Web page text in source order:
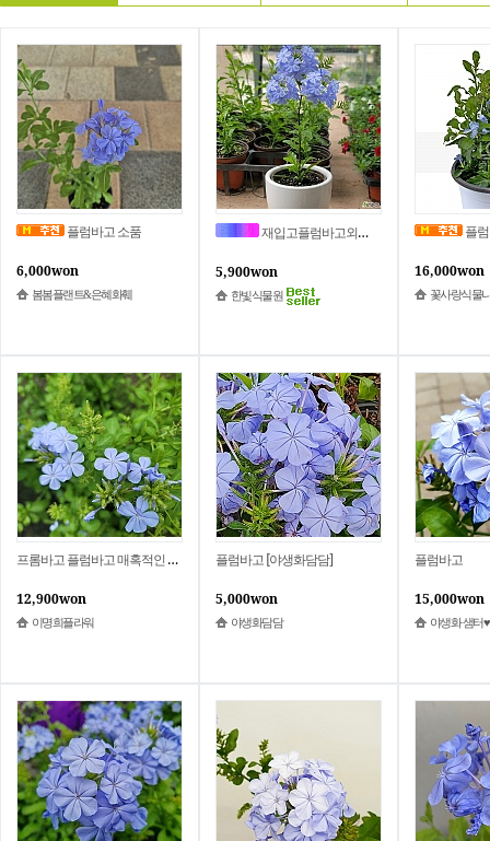
플럼바고 소품
6,000won
봄봄플랜트&은혜화훼
재입고플럼바고외목대 농장직송입니다
5,900won
한빛식물원
플럼바고(중
16,000won
꽃사랑식물
프롬바고 플럼바고 매혹적인 칼라 입고시마다 키차이 있을수 있어요
12,900won
이명희플라워
플럼바고 [야생화담담]
5,000won
야생화담담
플럼바고
15,000won
야생화 샘터♥